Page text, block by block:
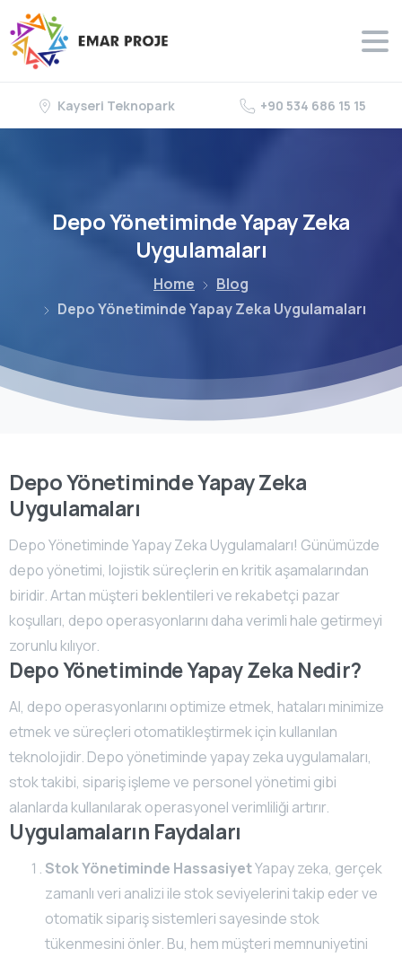
Kayseri Teknopark +90 534 686 15 15
DepoYönetimindeYapayZeka
Uygulamaları
Home
Blog
Depo Yönetiminde Yapay Zeka Uygulamaları
Depo Yönetiminde Yapay Zeka
Uygulamaları
Depo Yönetiminde Yapay Zeka Uygulamaları! Günümüzde
depo yönetimi, lojistik süreçlerin en kritik aşamalarından
biridir. Artan müşteri beklentileri ve rekabetçi pazar
koşulları, depo operasyonlarını daha verimli hale getirmeyi
zorunlu kılıyor.
Depo Yönetiminde Yapay Zeka Nedir?
AI, depo operasyonlarını optimize etmek, hataları minimize
etmek ve süreçleri otomatikleştirmek için kullanılan
teknolojidir. Depo yönetiminde yapay zeka uygulamaları,
stok takibi, sipariş işleme ve personel yönetimi gibi
alanlarda kullanılarak operasyonel verimliliği artırır.
Uygulamaların Faydaları
Stok Yönetiminde HassasiyetYapay zeka, gerçek
zamanlı veri analizi ile stok seviyelerini takip eder ve
otomatik sipariş sistemleri sayesinde stok
tükenmesini önler. Bu, hem müşteri memnuniyetini